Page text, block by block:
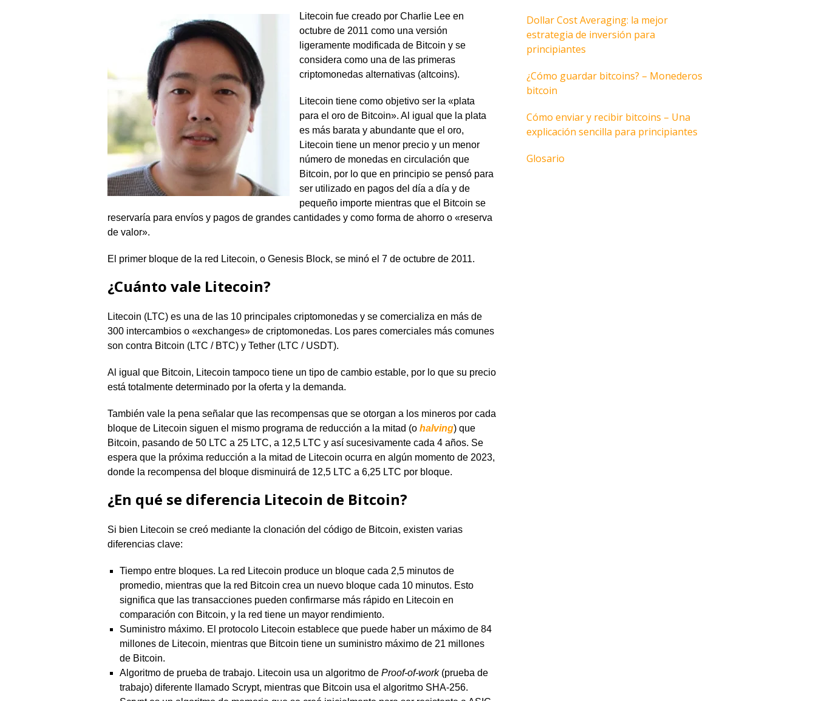
Litecoin fue creado por Charlie Lee en
octubre de 2011 como una versión
ligeramente modificada de Bitcoin y se
considera como una de las primeras
criptomonedas alternativas (altcoins).
Litecoin tiene como objetivo ser la «plata
para el oro de Bitcoin». Al igual que la plata
es más barata y abundante que el oro,
Litecoin tiene un menor precio y un menor
número de monedas en circulación que
Bitcoin, por lo que en principio se pensó para
ser utilizado en pagos del día a día y de
pequeño importe mientras que el Bitcoin se
reservaría para envíos y pagos de grandes cantidades y como forma de ahorro o «reserva
de valor».
El primer bloque de la red Litecoin, o Genesis Block, se minó el 7 de octubre de 2011.
¿Cuánto vale Litecoin?
Litecoin (LTC) es una de las 10 principales criptomonedas y se comercializa en más de
300 intercambios o «exchanges» de criptomonedas. Los pares comerciales más comunes
son contra Bitcoin (LTC / BTC) y Tether (LTC / USDT).
Al igual que Bitcoin, Litecoin tampoco tiene un tipo de cambio estable, por lo que su precio
está totalmente determinado por la oferta y la demanda.
También vale la pena señalar que las recompensas que se otorgan a los mineros por cada
bloque de Litecoin siguen el mismo programa de reducción a la mitad (o halving) que
Bitcoin, pasando de 50 LTC a 25 LTC, a 12,5 LTC y así sucesivamente cada 4 años. Se
espera que la próxima reducción a la mitad de Litecoin ocurra en algún momento de 2023,
donde la recompensa del bloque disminuirá de 12,5 LTC a 6,25 LTC por bloque.
¿En qué se diferencia Litecoin de Bitcoin?
Si bien Litecoin se creó mediante la clonación del código de Bitcoin, existen varias
diferencias clave:
Tiempo entre bloques. La red Litecoin produce un bloque cada 2,5 minutos de
promedio, mientras que la red Bitcoin crea un nuevo bloque cada 10 minutos. Esto
significa que las transacciones pueden confirmarse más rápido en Litecoin en
comparación con Bitcoin, y la red tiene un mayor rendimiento.
Suministro máximo. El protocolo Litecoin establece que puede haber un máximo de 84
millones de Litecoin, mientras que Bitcoin tiene un suministro máximo de 21 millones
de Bitcoin.
Algoritmo de prueba de trabajo. Litecoin usa un algoritmo de Proof-of-work(prueba de
trabajo) diferente llamado Scrypt, mientras que Bitcoin usa el algoritmo SHA-256.
Dollar Cost Averaging: la mejor
estrategia de inversión para
principiantes
¿Cómo guardar bitcoins? – Monederos
bitcoin
Cómo enviar y recibir bitcoins – Una
explicación sencilla para principiantes
Glosario